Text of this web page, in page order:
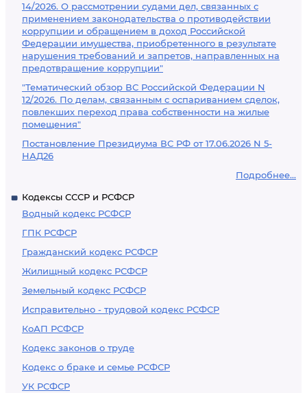
14/2026. О рассмотрении судами дел, связанных с
применением законодательства о противодействии
коррупции и обращением в доход Российской
Федерации имущества, приобретенного в результате
нарушения требований и запретов, направленных на
предотвращение коррупции"
"Тематический обзор ВС Российской Федерации N
12/2026. По делам, связанным с оспариванием сделок,
повлекших переход права собственности на жилые
помещения"
Постановление Президиума ВС РФ от 17.06.2026 N 5-
НАД26
Подробнее...
Кодексы СССР и РСФСР
Водный кодекс РСФСР
ГПК РСФСР
Гражданский кодекс РСФСР
Жилищный кодекс РСФСР
Земельный кодекс РСФСР
Исправительно - трудовой кодекс РСФСР
КоАП РСФСР
Кодекс законов о труде
Кодекс о браке и семье РСФСР
УК РСФСР